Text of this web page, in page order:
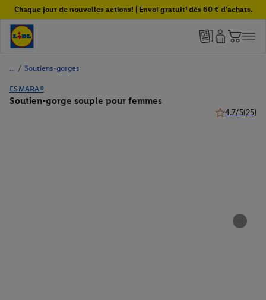
Chaque jour de nouvelles actions! | Envoi gratuit¹ dès 60 € d'achats.
/ Soutiens-gorges
ESMARA®
Soutien-gorge souple pour femmes
4.7/5(25)